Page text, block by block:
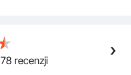
】 - Piekarnik na
inteligentny panel
który może
recenzji